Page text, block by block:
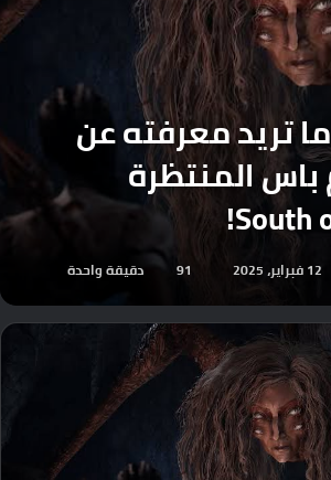
تريد معرفته عن
باس المنتظرة
South
12 فبراير، 2025 91 دقيقة واحدة